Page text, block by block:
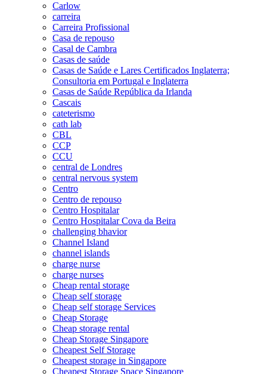
Carlow
carreira
Carreira Profissional
Casa de repouso
Casal de Cambra
Casas de saúde
Casas de Saúde e Lares Certificados Inglaterra;
Consultoria em Portugal e Inglaterra
Casas de Saúde República da Irlanda
Cascais
cateterismo
cath lab
CBL
CCP
CCU
central de Londres
central nervous system
Centro
Centro de repouso
Centro Hospitalar
Centro Hospitalar Cova da Beira
challenging bhavior
Channel Island
channel islands
charge nurse
charge nurses
Cheap rental storage
Cheap self storage
Cheap self storage Services
Cheap Storage
Cheap storage rental
Cheap Storage Singapore
Cheapest Self Storage
Cheapest storage in Singapore
Cheapest Storage Space Singapore